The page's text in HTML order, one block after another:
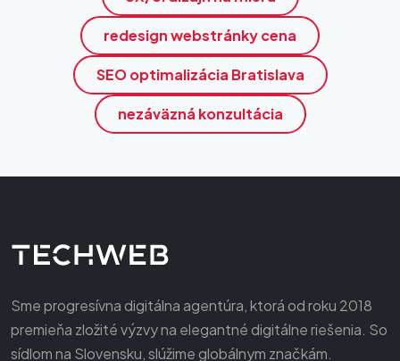
redesign webstránky cena
SEO optimalizácia Bratislava
nezáväzná konzultácia
Sme progresívna digitálna agentúra, ktorá od roku 2018
premieňa zložité výzvy na elegantné digitálne riešenia. So
sídlom na Slovensku, slúžime globálnym značkám.